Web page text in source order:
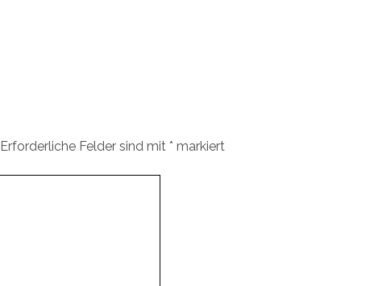
Erforderliche Felder sind mit * markiert